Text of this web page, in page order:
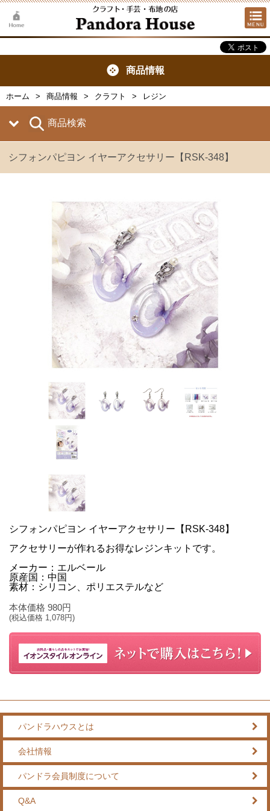
商品情報
ホーム 商品情報 クラフト レジン
商品検索
シフォンパピヨン イヤーアクセサリー【RSK-348】
シフォンパピヨン イヤーアクセサリー【RSK-348】
アクセサリーが作れるお得なレジンキットです。
メーカー：エルベール
原産国：中国
素材：シリコン、ポリエステルなど
本体価格 980円
(税込価格 1,078円)
パンドラハウスとは
会社情報
パンドラ会員制度について
Q&A